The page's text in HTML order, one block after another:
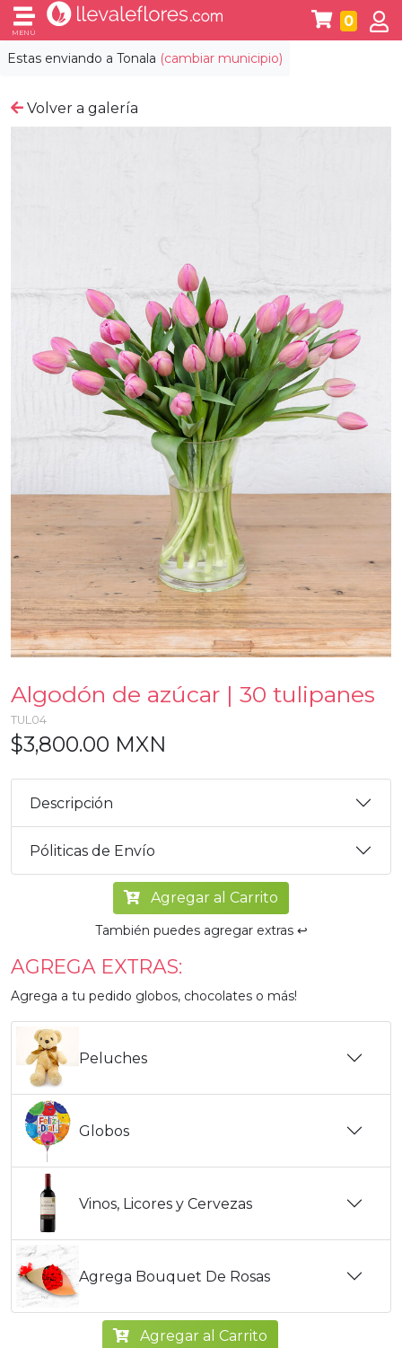
Estas enviando a Tonala (cambiar municipio)
MENÚ
0
Volver a galería
Algodón de azúcar | 30 tulipanes
TUL04
$3,800.00 MXN
Descripción
Póliticas de Envío
Agregar al Carrito
También puedes agregar extras ↩️
AGREGA EXTRAS:
Agrega a tu pedido globos, chocolates o más!
Peluches
Globos
Vinos, Licores y Cervezas
Agrega Bouquet De Rosas
Agregar al Carrito